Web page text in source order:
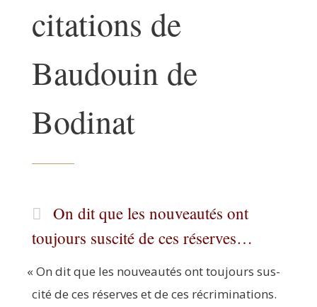
citations de
Baudouin de
Bodinat
On dit que les nouveautés ont
toujours suscité de ces réserves…
« On dit que les nou­veau­tés ont tou­jours sus­
ci­té de ces réserves et de ces récri­mi­na­tions.